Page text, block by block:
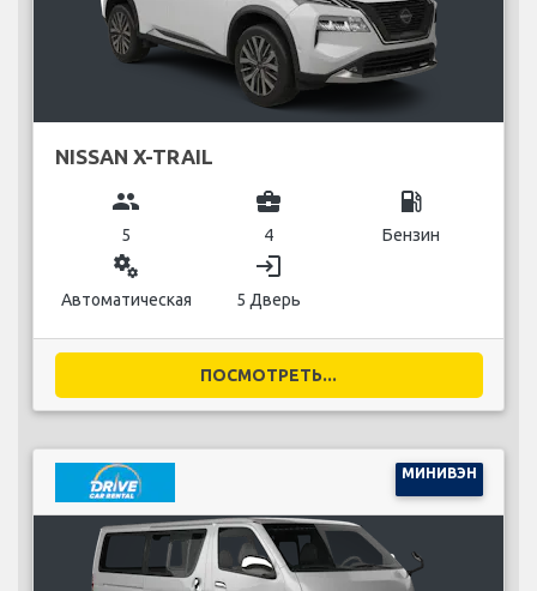
NISSAN X-TRAIL
group
5
business_center
4
local_gas_station
Бензин
miscellaneous_services
Автоматическая
login
5 Дверь
ПОСМОТРЕТЬ...
МИНИВЭН